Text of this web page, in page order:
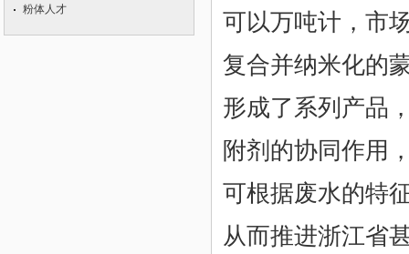
粉体人才
可以万吨计，市
复合并纳米化的
形成了系列产品
附剂的协同作用
可根据废水的特
从而推进浙江省